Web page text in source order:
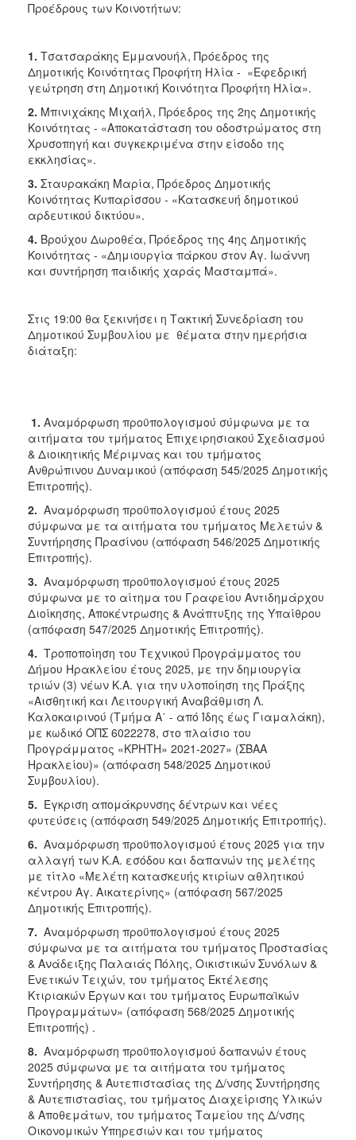
Προέδρους των Κοινοτήτων:
1. Τσατσαράκης Εμμανουήλ, Πρόεδρος της
Δημοτικής Κοινότητας Προφήτη Ηλία - «Εφεδρική
γεώτρηση στη Δημοτική Κοινότητα Προφήτη Ηλία».
2. Μπινιχάκης Μιχαήλ, Πρόεδρος της 2ης Δημοτικής
Κοινότητας - «Αποκατάσταση του οδοστρώματος στη
Χρυσοπηγή και συγκεκριμένα στην είσοδο της
εκκλησίας».
3. Σταυρακάκη Μαρία, Πρόεδρος Δημοτικής
Κοινότητας Κυπαρίσσου - «Κατασκευή δημοτικού
αρδευτικού δικτύου».
4. Βρούχου Δωροθέα, Πρόεδρος της 4ης Δημοτικής
Κοινότητας - «Δημιουργία πάρκου στον Αγ. Ιωάννη
και συντήρηση παιδικής χαράς Μασταμπά».
Στις 19:00 θα ξεκινήσει η Τακτική Συνεδρίαση του
Δημοτικού Συμβουλίου με θέματα στην ημερήσια
διάταξη:
1. Aναμόρφωση προϋπολογισμού σύμφωνα με τα
αιτήματα του τμήματος Επιχειρησιακού Σχεδιασμού
& Διοικητικής Μέριμνας και του τμήματος
Ανθρώπινου Δυναμικού (απόφαση 545/2025 Δημοτικής
Επιτροπής).
2. Aναμόρφωση προϋπολογισμού έτους 2025
σύμφωνα με τα αιτήματα του τμήματος Μελετών &
Συντήρησης Πρασίνου (απόφαση 546/2025 Δημοτικής
Επιτροπής).
3. Αναμόρφωση προϋπολογισμού έτους 2025
σύμφωνα με το αίτημα του Γραφείου Αντιδημάρχου
Διοίκησης, Αποκέντρωσης & Ανάπτυξης της Υπαίθρου
(απόφαση 547/2025 Δημοτικής Επιτροπής).
4. Τροποποίηση του Τεχνικού Προγράμματος του
Δήμου Ηρακλείου έτους 2025, με την δημιουργία
τριών (3) νέων Κ.Α. για την υλοποίηση της Πράξης
«Αισθητική και Λειτουργική Αναβάθμιση Λ.
Καλοκαιρινού (Τμήμα Α΄ - από Ίδης έως Γιαμαλάκη),
με κωδικό ΟΠΣ 6022278, στο πλαίσιο του
Προγράμματος «ΚΡΗΤΗ» 2021-2027» (ΣΒΑΑ
Ηρακλείου)» (απόφαση 548/2025 Δημοτικού
Συμβουλίου).
5. Έγκριση απομάκρυνσης δέντρων και νέες
φυτεύσεις (απόφαση 549/2025 Δημοτικής Επιτροπής).
6. Αναμόρφωση προϋπολογισμού έτους 2025 για την
αλλαγή των Κ.Α. εσόδου και δαπανών της μελέτης
με τίτλο «Μελέτη κατασκευής κτιρίων αθλητικού
κέντρου Αγ. Αικατερίνης» (απόφαση 567/2025
Δημοτικής Επιτροπής).
7. Αναμόρφωση προϋπολογισμού έτους 2025
σύμφωνα με τα αιτήματα του τμήματος Προστασίας
& Ανάδειξης Παλαιάς Πόλης, Οικιστικών Συνόλων &
Ενετικών Τειχών, του τμήματος Εκτέλεσης
Κτιριακών Έργων και του τμήματος Ευρωπαϊκών
Προγραμμάτων» (απόφαση 568/2025 Δημοτικής
Επιτροπής) .
8. Αναμόρφωση προϋπολογισμού δαπανών έτους
2025 σύμφωνα με τα αιτήματα του τμήματος
Συντήρησης & Αυτεπιστασίας της Δ/νσης Συντήρησης
& Αυτεπιστασίας, του τμήματος Διαχείρισης Υλικών
& Αποθεμάτων, του τμήματος Ταμείου της Δ/νσης
Οικονομικών Υπηρεσιών και του τμήματος